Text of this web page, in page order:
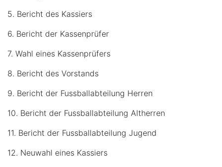
5. Bericht des Kassiers
6. Bericht der Kassenprüfer
7. Wahl eines Kassenprüfers
8. Bericht des Vorstands
9. Bericht der Fussballabteilung Herren
10. Bericht der Fussballabteilung Altherren
11. Bericht der Fussballabteilung Jugend
12. Neuwahl eines Kassiers